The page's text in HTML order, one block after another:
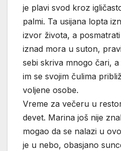
je plavi svod kroz
palmi. Ta usijana lopta
izvor života, a
iznad mora u suton,
sebi skriva mnogo čari,
im se svojim čulima
voljene osobe.
Vreme za večeru u
devet. Marina još nije
mogao da se nalazi u
je u nebo, obasjano